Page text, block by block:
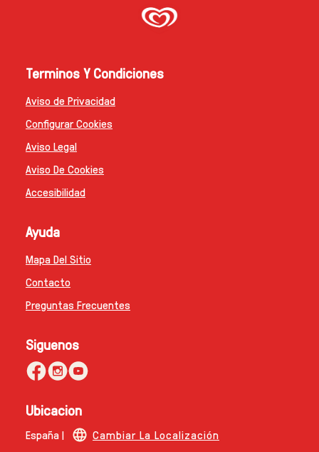
Terminos Y Condiciones
Aviso de Privacidad
Configurar Cookies
Aviso Legal
Aviso De Cookies
Accesibilidad
Ayuda
Mapa Del Sitio
Contacto
Preguntas Frecuentes
Siguenos
Ubicacion
España | Cambiar La Localización